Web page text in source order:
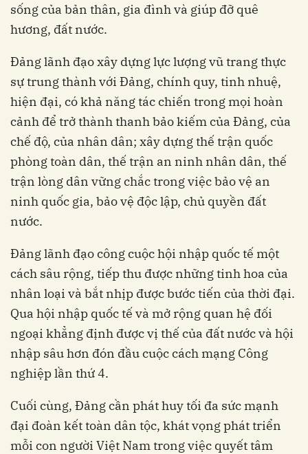
sống của bản thân, gia đình và giúp đỡ quê
hương, đất nước.
Đảng lãnh đạo xây dựng lực lượng vũ trang thực
sự trung thành với Đảng, chính quy, tinh nhuệ,
hiện đại, có khả năng tác chiến trong mọi hoàn
cảnh để trở thành thanh bảo kiếm của Đảng, của
chế độ, của nhân dân; xây dựng thế trận quốc
phòng toàn dân, thế trận an ninh nhân dân, thế
trận lòng dân vững chắc trong việc bảo vệ an
ninh quốc gia, bảo vệ độc lập, chủ quyền đất
nước.
Đảng lãnh đạo công cuộc hội nhập quốc tế một
cách sâu rộng, tiếp thu được những tinh hoa của
nhân loại và bắt nhịp được bước tiến của thời đại.
Qua hội nhập quốc tế và mở rộng quan hệ đối
ngoại khẳng định được vị thế của đất nước và hội
nhập sâu hơn đón đầu cuộc cách mạng Công
nghiệp lần thứ 4.
Cuối cùng, Đảng cần phát huy tối đa sức mạnh
đại đoàn kết toàn dân tộc, khát vọng phát triển
mỗi con người Việt Nam trong việc quyết tâm